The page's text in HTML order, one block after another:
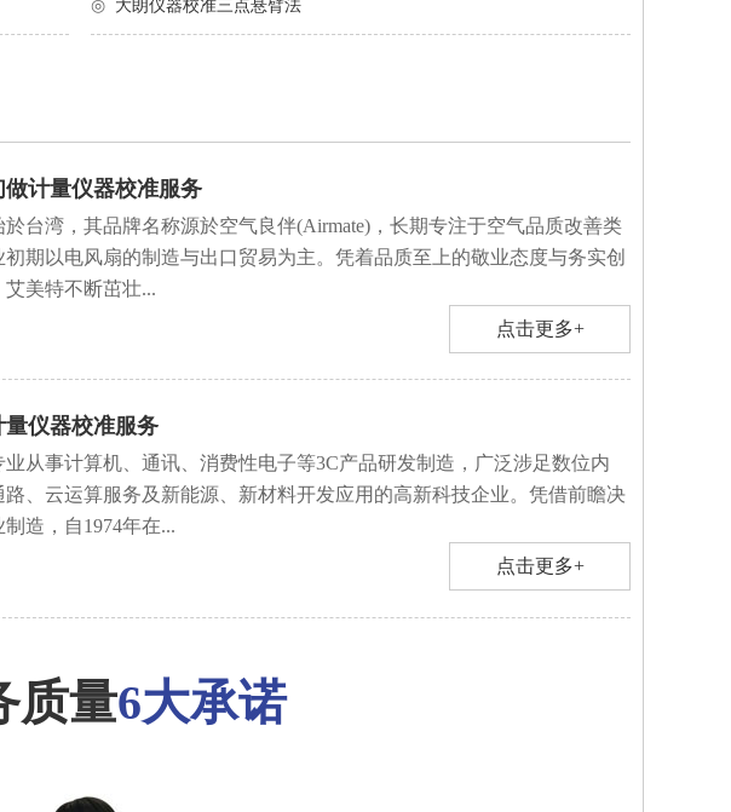
◎ 大朗仪器校准三点悬臂法
计量仪器校准服务
於台湾，其品牌名称源於空气良伴(Airmate)，长期专注于空气品质改善类
期以电风扇的制造与出口贸易为主。凭着品质至上的敬业态度与务实创
美特不断茁壮...
点击更多+
仪器校准服务
从事计算机、通讯、消费性电子等3C产品研发制造，广泛涉足数位内
、云运算服务及新能源、新材料开发应用的高新科技企业。凭借前瞻决
造，自1974年在...
点击更多+
质量6大承诺